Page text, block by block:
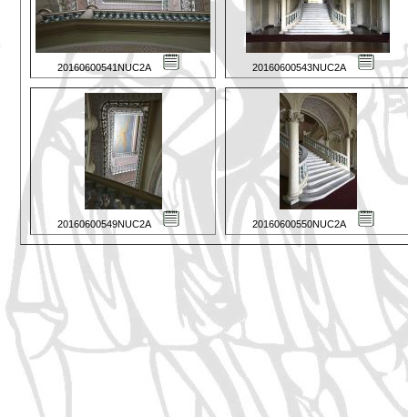
20160600541NUC2A 20160600543NUC2A
20160600549NUC2A 20160600550NUC2A